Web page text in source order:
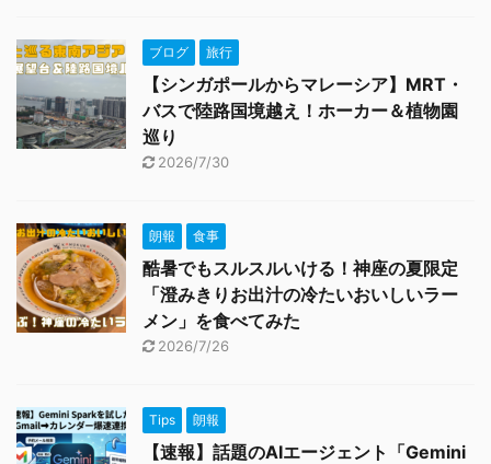
ブログ 旅行
【シンガポールからマレーシア】MRT・
バスで陸路国境越え！ホーカー＆植物園
巡り
2026/7/30
朗報 食事
酷暑でもスルスルいける！神座の夏限定
「澄みきりお出汁の冷たいおいしいラー
メン」を食べてみた
2026/7/26
Tips 朗報
【速報】話題のAIエージェント「Gemini